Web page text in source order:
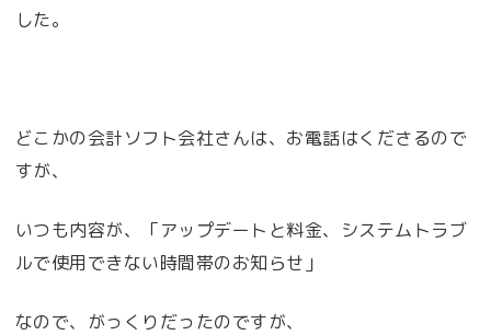
した。
どこかの会計ソフト会社さんは、お電話はくださるので
すが、
いつも内容が、「アップデートと料金、システムトラブ
ルで使用できない時間帯のお知らせ」
なので、がっくりだったのですが、